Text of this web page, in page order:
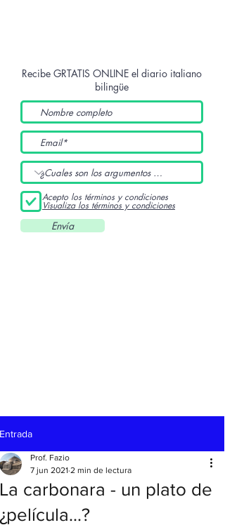
Recibe GRTATIS ONLINE el diario italiano
bilingüe
Acepto los términos y condiciones
Visualiza los términos y condiciones
Envía
Entrada
La carbonara - un plato de
¿película...?
Prof. Fazio
7 jun 2021 2 min de lectura